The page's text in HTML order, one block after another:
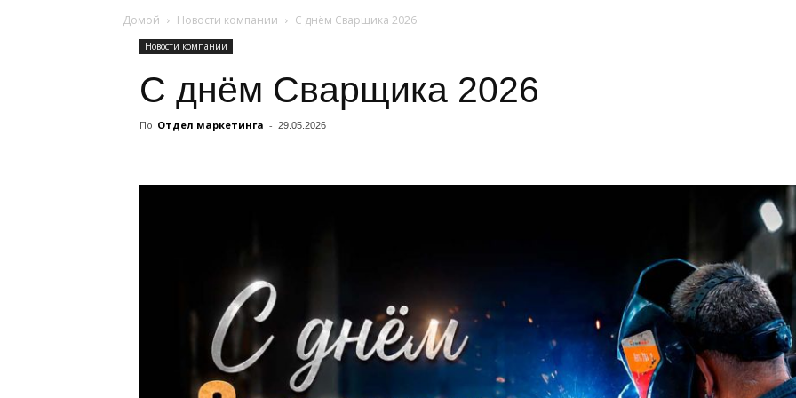
Домой Новости компании С днём Сварщика 2026
Новости компании
С днём Сварщика 2026
По Отдел маркетинга - 29.05.2026